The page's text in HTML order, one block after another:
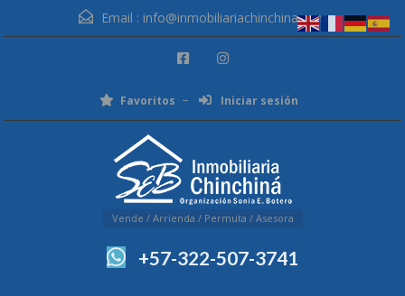
Email : info@inmobiliariachinchina.com
Favoritos Iniciar sesión
Vende / Arrienda / Permuta / Asesora
+57-322-507-3741